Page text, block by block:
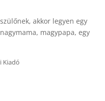
akkor legyen egy
magypapa, egy
Kiadó